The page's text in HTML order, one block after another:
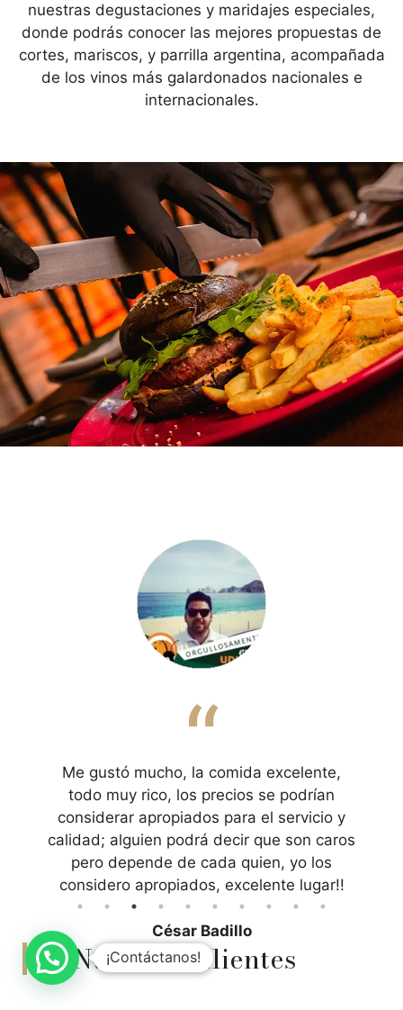
nuestras degustaciones y maridajes especiales,
donde podrás conocer las mejores propuestas de
cortes, mariscos, y parrilla argentina, acompañada
de los vinos más galardonados nacionales e
internacionales.
“
Me gustó mucho, la comida excelente,
todo muy rico, los precios se podrían
considerar apropiados para el servicio y
calidad; alguien podrá decir que son caros
pero depende de cada quien, yo los
considero apropiados, excelente lugar!!
César Badillo
Nuestros Clientes
¡Contáctanos!